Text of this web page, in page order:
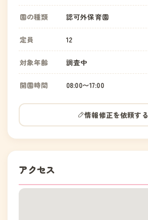
園の種類 認可外保育園
定員 12
対象年齢 調査中
開園時間 08:00〜17:00
情報修正を依頼する
アクセス